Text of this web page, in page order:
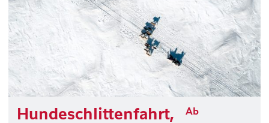
Hundeschlittenfahrt, Ab